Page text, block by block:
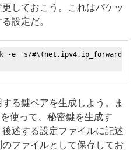
しておこう。これはパケッ
設定だ。
-e 's/
る鍵ペアを生成しよう。ま
使って、秘密鍵を生成す
述する設定ファイルに記述
ファイルとして保存してお